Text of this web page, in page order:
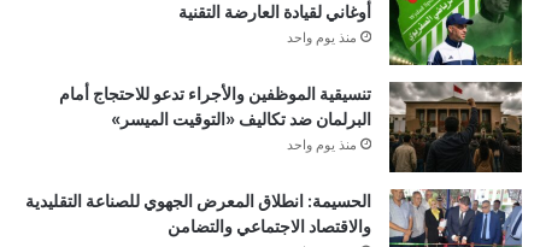
أوغاني لقيادة العارضة التقنية
منذ يوم واحد
تنسيقية الموظفين والأجراء تدعو للاحتجاج أمام
البرلمان ضد تكاليف «التوقيت الميسر»
منذ يوم واحد
الحسيمة: انطلاق المعرض الجهوي للصناعة التقليدية
والاقتصاد الاجتماعي والتضامن